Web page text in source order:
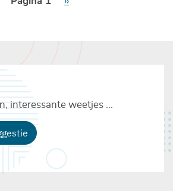
interessante weetjes ...